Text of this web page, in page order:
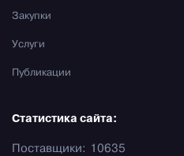
Закупки
Услуги
Публикации
Статистика сайта:
Поставщики: 10635